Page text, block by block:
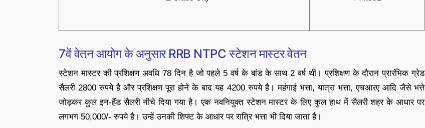
7वें वेतन आयोग के अनुसार RRB NTPC स्टेशन मास्टर वेतन
स्टेशन मास्टर की प्रशिक्षण अवधि 78 दिन है जो पहले 5 वर्ष के बांड के साथ 2 वर्ष थी। प्रशिक्षण के दौरान प्रारंभिक ग्रेड
सैलरी 2800 रुपये है और प्रशिक्षण पूरा होने के बाद यह 4200 रुपये है। महंगाई भत्ता, यात्रा भत्ता, एचआरए आदि जैसे भत्ते
जोड़कर कुल इन-हैंड सैलरी नीचे दिया गया है। एक नवनियुक्त स्टेशन मास्टर के लिए कुल हाथ में सैलरी शहर के आधार पर
लगभग 50,000/- रुपये है। उन्हें उनकी शिफ्ट के आधार पर रात्रि भत्ता भी दिया जाता है।